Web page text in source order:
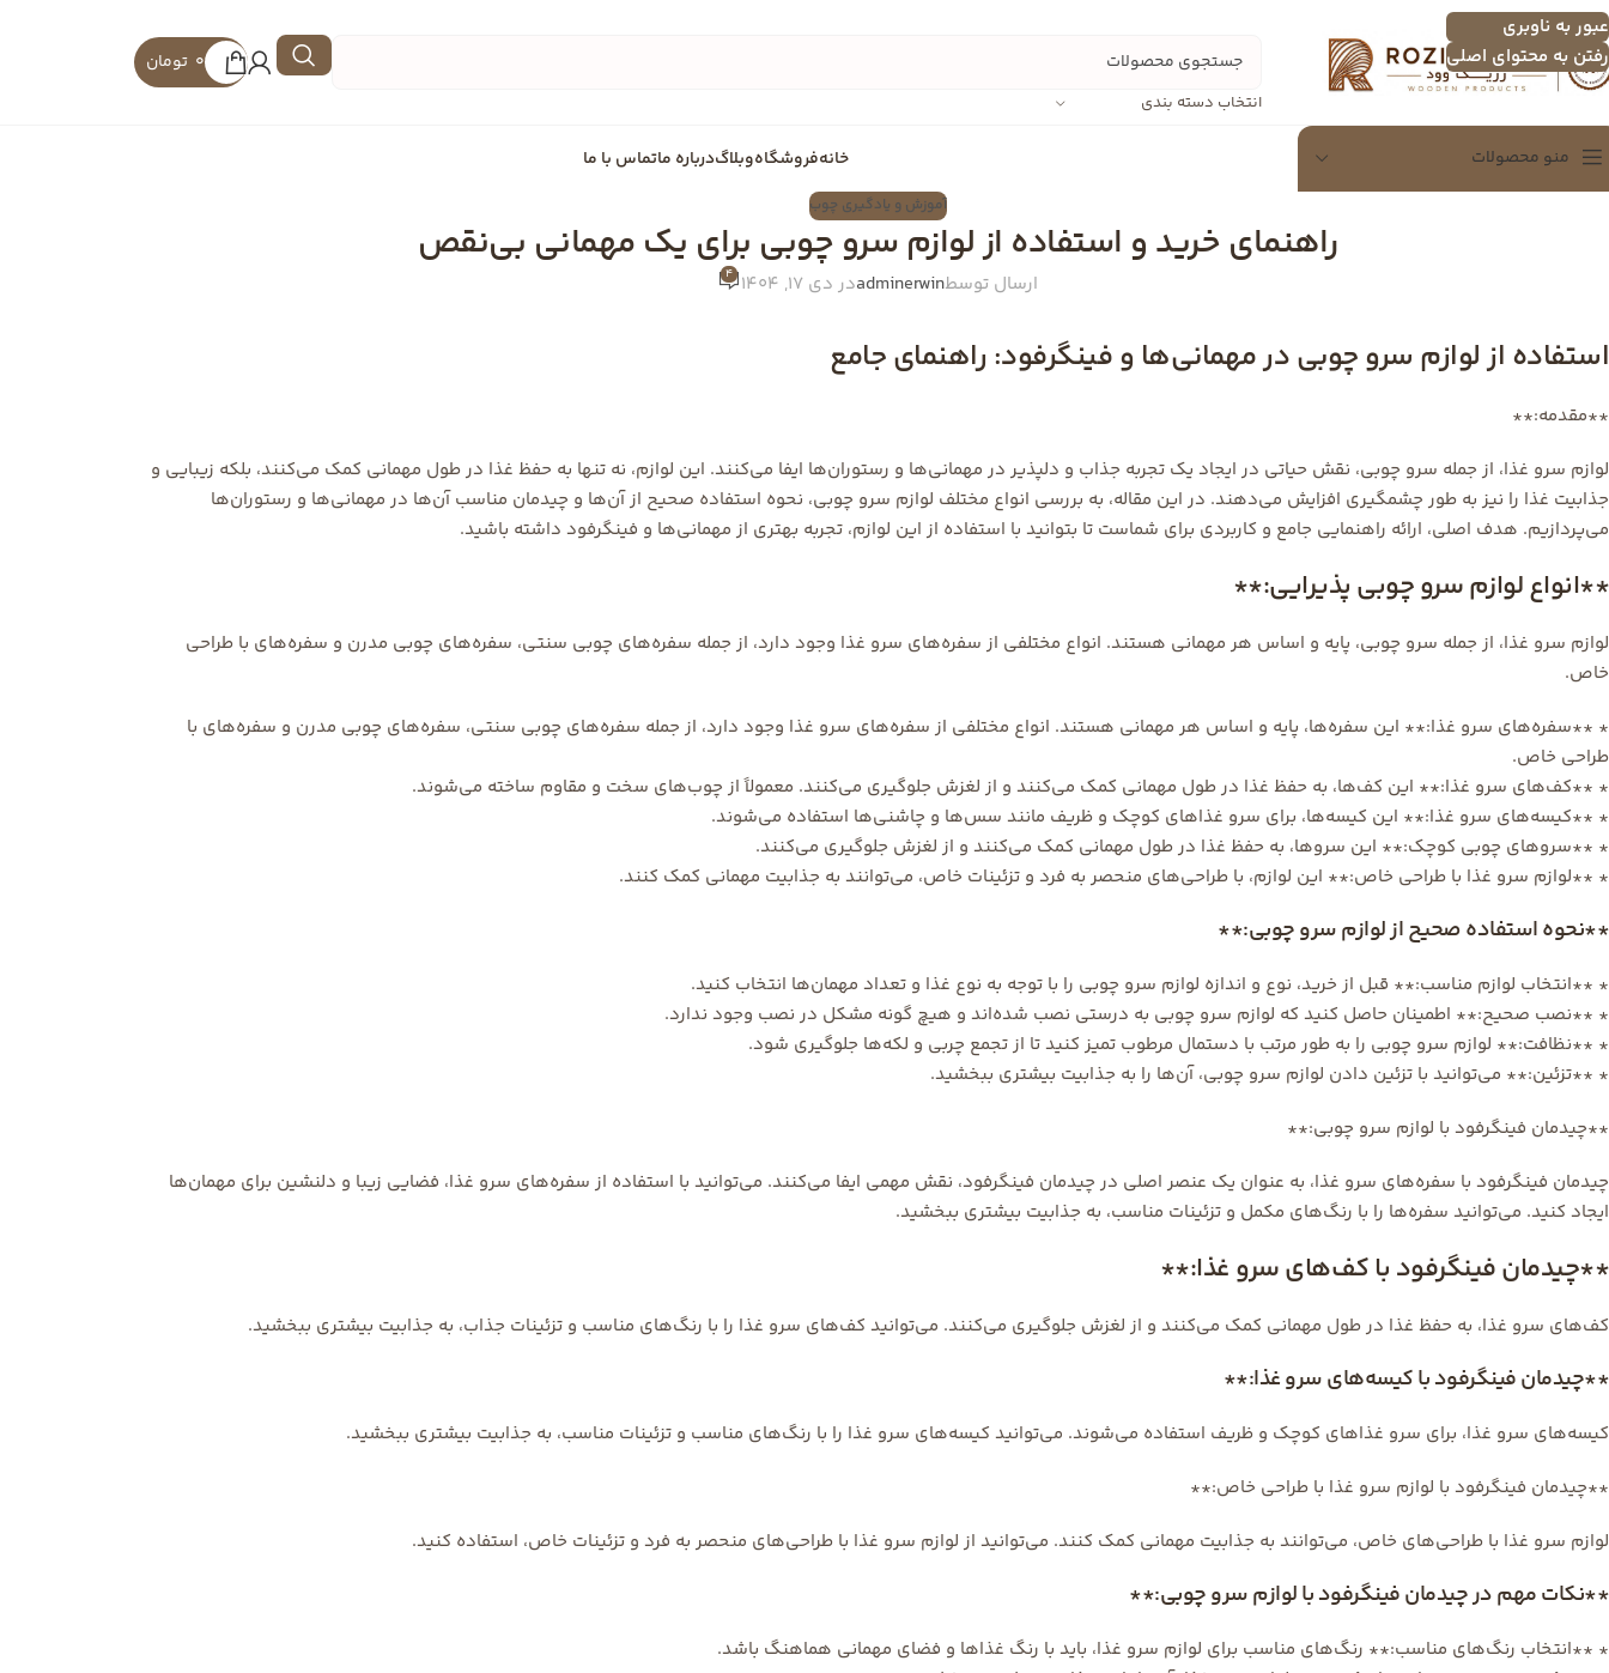
عبور به ناوبری
رفتن به محتوای اصلی
انتخاب دسته بندی
تومان 0
منو محصولات
تخته سرور
شکلات خوری
سرویس پذیرایی
خانهفروشگاهوبلاگدرباره ماتماس با ما
آموزش و یادگیری چوب
راهنمای خرید و استفاده از لوازم سرو چوبی برای یک مهمانی بی‌نقص
ارسال توسطadminerwinدر دی 17, 1404 4
استفاده از لوازم سرو چوبی در مهمانی‌ها و فینگرفود: راهنمای جامع
**مقدمه:**
لوازم سرو غذا، از جمله سرو چوبی، نقش حیاتی در ایجاد یک تجربه جذاب و دلپذیر در مهمانی‌ها و رستوران‌ها ایفا می‌کنند. این لوازم، نه تنها به حفظ غذا در طول مهمانی کمک می‌کنند، بلکه زیبایی و
جذابیت غذا را نیز به طور چشمگیری افزایش می‌دهند. در این مقاله، به بررسی انواع مختلف لوازم سرو چوبی، نحوه استفاده صحیح از آن‌ها و چیدمان مناسب آن‌ها در مهمانی‌ها و رستوران‌ها
می‌پردازیم. هدف اصلی، ارائه راهنمایی جامع و کاربردی برای شماست تا بتوانید با استفاده از این لوازم، تجربه بهتری از مهمانی‌ها و فینگرفود داشته باشید.
**انواع لوازم سرو چوبی پذیرایی:**
لوازم سرو غذا، از جمله سرو چوبی، پایه و اساس هر مهمانی هستند. انواع مختلفی از سفره‌های سرو غذا وجود دارد، از جمله سفره‌های چوبی سنتی، سفره‌های چوبی مدرن و سفره‌های با طراحی
خاص.
* **سفره‌های سرو غذا:** این سفره‌ها، پایه و اساس هر مهمانی هستند. انواع مختلفی از سفره‌های سرو غذا وجود دارد، از جمله سفره‌های چوبی سنتی، سفره‌های چوبی مدرن و سفره‌های با
طراحی خاص.
* **کف‌های سرو غذا:** این کف‌ها، به حفظ غذا در طول مهمانی کمک می‌کنند و از لغزش جلوگیری می‌کنند. معمولاً از چوب‌های سخت و مقاوم ساخته می‌شوند.
* **کیسه‌های سرو غذا:** این کیسه‌ها، برای سرو غذاهای کوچک و ظریف مانند سس‌ها و چاشنی‌ها استفاده می‌شوند.
* **سروهای چوبی کوچک:** این سروها، به حفظ غذا در طول مهمانی کمک می‌کنند و از لغزش جلوگیری می‌کنند.
* **لوازم سرو غذا با طراحی خاص:** این لوازم، با طراحی‌های منحصر به فرد و تزئینات خاص، می‌توانند به جذابیت مهمانی کمک کنند.
**نحوه استفاده صحیح از لوازم سرو چوبی:**
* **انتخاب لوازم مناسب:** قبل از خرید، نوع و اندازه لوازم سرو چوبی را با توجه به نوع غذا و تعداد مهمان‌ها انتخاب کنید.
* **نصب صحیح:** اطمینان حاصل کنید که لوازم سرو چوبی به درستی نصب شده‌اند و هیچ گونه مشکل در نصب وجود ندارد.
* **نظافت:** لوازم سرو چوبی را به طور مرتب با دستمال مرطوب تمیز کنید تا از تجمع چربی و لکه‌ها جلوگیری شود.
* **تزئین:** می‌توانید با تزئین دادن لوازم سرو چوبی، آن‌ها را به جذابیت بیشتری ببخشید.
**چیدمان فینگرفود با لوازم سرو چوبی:**
چیدمان فینگرفود با سفره‌های سرو غذا، به عنوان یک عنصر اصلی در چیدمان فینگرفود، نقش مهمی ایفا می‌کنند. می‌توانید با استفاده از سفره‌های سرو غذا، فضایی زیبا و دلنشین برای مهمان‌ها
ایجاد کنید. می‌توانید سفره‌ها را با رنگ‌های مکمل و تزئینات مناسب، به جذابیت بیشتری ببخشید.
**چیدمان فینگرفود با کف‌های سرو غذا:**
کف‌های سرو غذا، به حفظ غذا در طول مهمانی کمک می‌کنند و از لغزش جلوگیری می‌کنند. می‌توانید کف‌های سرو غذا را با رنگ‌های مناسب و تزئینات جذاب، به جذابیت بیشتری ببخشید.
**چیدمان فینگرفود با کیسه‌های سرو غذا:**
کیسه‌های سرو غذا، برای سرو غذاهای کوچک و ظریف استفاده می‌شوند. می‌توانید کیسه‌های سرو غذا را با رنگ‌های مناسب و تزئینات مناسب، به جذابیت بیشتری ببخشید.
**چیدمان فینگرفود با لوازم سرو غذا با طراحی خاص:**
لوازم سرو غذا با طراحی‌های خاص، می‌توانند به جذابیت مهمانی کمک کنند. می‌توانید از لوازم سرو غذا با طراحی‌های منحصر به فرد و تزئینات خاص، استفاده کنید.
**نکات مهم در چیدمان فینگرفود با لوازم سرو چوبی:**
* **انتخاب رنگ‌های مناسب:** رنگ‌های مناسب برای لوازم سرو غذا، باید با رنگ غذاها و فضای مهمانی هماهنگ باشد.